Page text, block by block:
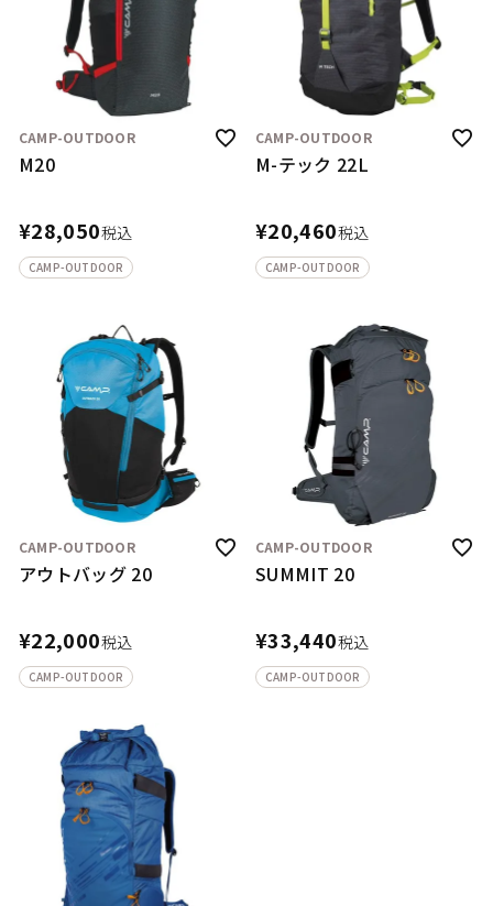
CAMP-OUTDOOR
M20
¥28,050税込
CAMP-OUTDOOR
CAMP-OUTDOOR
M-テック 22L
¥20,460税込
CAMP-OUTDOOR
CAMP-OUTDOOR
アウトバッグ 20
¥22,000税込
CAMP-OUTDOOR
CAMP-OUTDOOR
SUMMIT 20
¥33,440税込
CAMP-OUTDOOR